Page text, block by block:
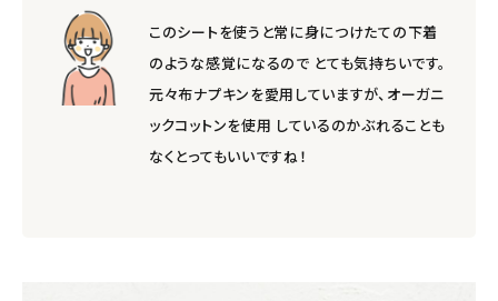
このシートを使うと常に身につけたての下着
のような感覚になるので とても気持ちいです。
元々布ナプキンを愛用していますが、オーガニ
ックコットンを使用 しているのかぶれることも
なくとってもいいですね！